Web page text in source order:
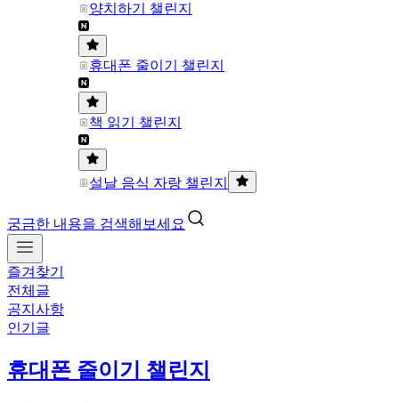
양치하기 챌린지
휴대폰 줄이기 챌린지
책 읽기 챌린지
설날 음식 자랑 챌린지
궁금한 내용을 검색해보세요
즐겨찾기
전체글
공지사항
인기글
휴대폰 줄이기 챌린지